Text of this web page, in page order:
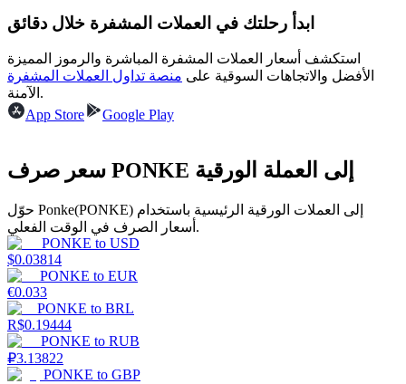
خنزير الطاقة
احصل على مكافآت تنافسية يوميًا
ابدأ رحلتك في العملات المشفرة خلال دقائق
استكشف أسعار العملات المشفرة المباشرة والرموز المميزة
الأفضل والاتجاهات السوقية على منصة تداول العملات المشفرة
الآمنة.
App Store
Google Play
سعر صرف PONKE إلى العملة الورقية
حوّل Ponke(PONKE) إلى العملات الورقية الرئيسية باستخدام
أسعار الصرف في الوقت الفعلي.
PONKE to USD
$0.03814
PONKE to EUR
€0.033
PONKE to BRL
R$0.19444
PONKE to RUB
₽3.13822
PONKE to GBP